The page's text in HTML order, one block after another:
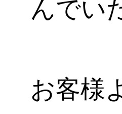
んでい
お客様